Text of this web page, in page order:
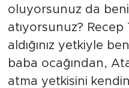
oluyorsunuz da
atıyorsunuz?
aldığınız yetkiyle
baba ocağından,
atma yetkisini